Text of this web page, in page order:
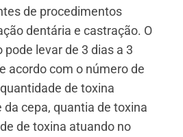
de procedimentos
dentária e castração. O
levar de 3 dias a 3
acordo com o número de
de toxina
cepa, quantia de toxina
de toxina atuando no